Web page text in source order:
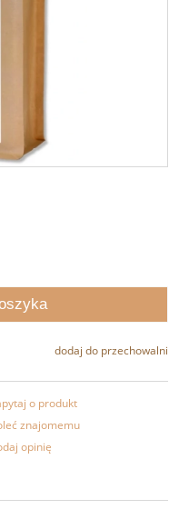
dodaj do przechowalni
o produkt
znajomemu
opinię